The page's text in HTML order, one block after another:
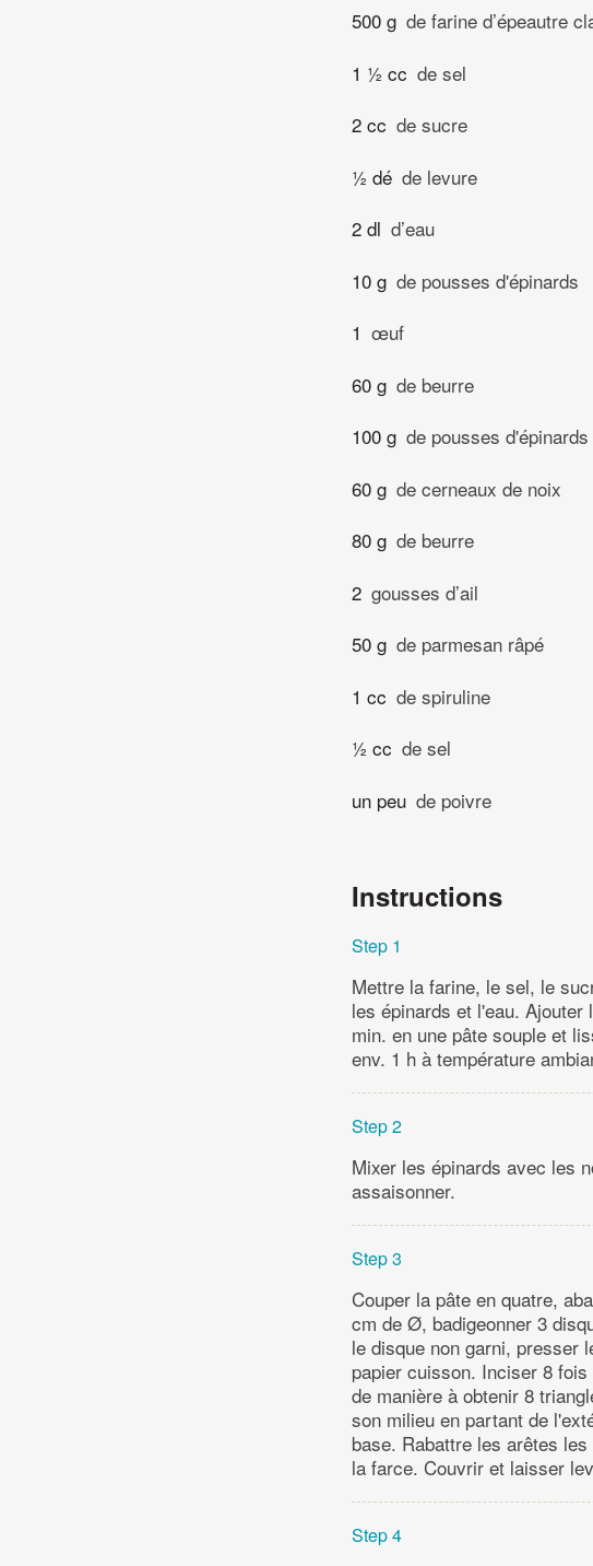
500 g de farine d’épeautre
1 ½ cc de sel
2 cc de sucre
½ dé de levure
2 dl d’eau
10 g de pousses d'épinards
1 œuf
60 g de beurre
100 g de pousses d'épinards
60 g de cerneaux de noix
80 g de beurre
2 gousses d’ail
50 g de parmesan râpé
1 cc de spiruline
½ cc de sel
un peu de poivre
Instructions
Step 1
Mettre la farine, le sel, le
les épinards et l'eau.
min. en une pâte souple et
env. 1 h à température
Step 2
Mixer les épinards avec les
assaisonner.
Step 3
Couper la pâte en quatre,
cm de Ø, badigeonner 3
le disque non garni, presser
papier cuisson. Inciser 8
de manière à obtenir 8
son milieu en partant de
base. Rabattre les arêtes
la farce. Couvrir et laisser
Step 4